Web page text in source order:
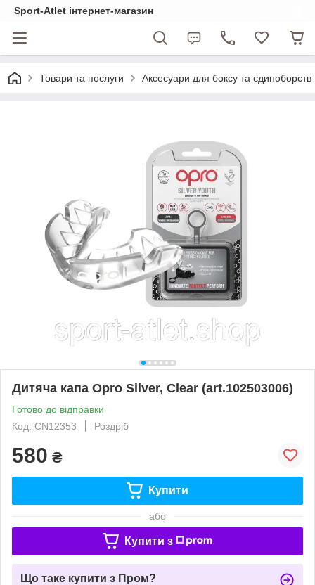
Sport-Atlet інтернет-магазин
Товари та послуги Аксесуари для боксу та єдиноборств
Дитяча капа Opro Silver, Clear (art.102503006)
Готово до відправки
Код: CN12353
Роздріб
580 ₴
Купити
або
Купити з
Що таке купити з Пром?